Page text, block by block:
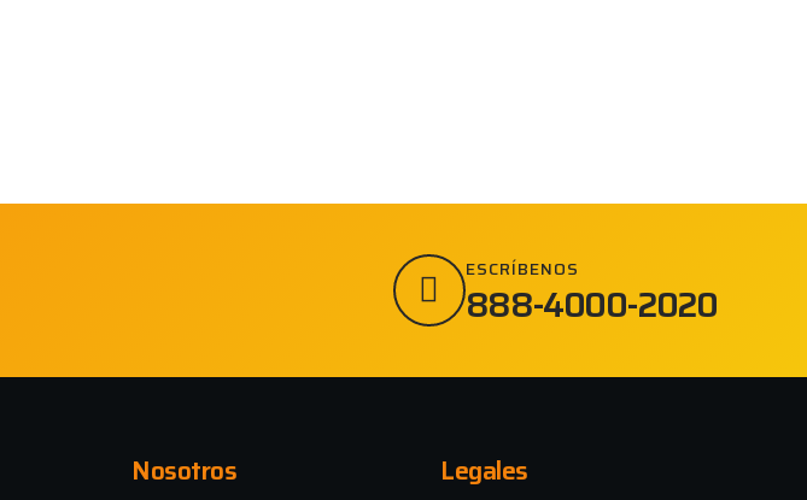
ESCRÍBENOS
888-4000-2020
Nosotros Legales